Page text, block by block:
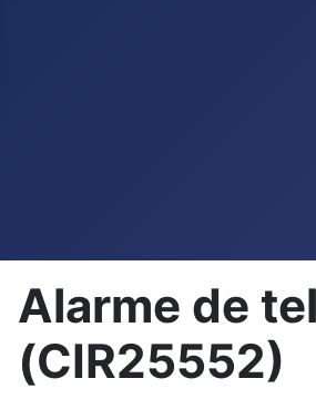
Alarme de
(CIR25552)